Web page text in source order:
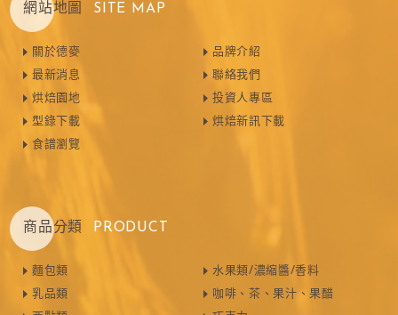
網站地圖 SITE MAP
關於德麥
最新消息
烘焙園地
型錄下載
食譜瀏覽
品牌介紹
聯絡我們
投資人專區
烘焙新訊下載
商品分類 PRODUCT
麵包類
乳品類
水果類/濃縮醬/香料
咖啡、茶、果汁、果醋